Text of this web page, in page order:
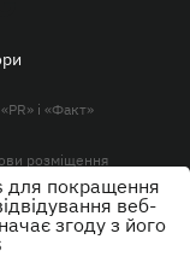
і «Факт»
розміщення
для покращення
веб-
згоду з його